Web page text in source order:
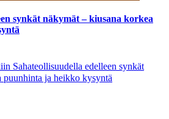
synkät näkymät – kiusana korkea
Sahateollisuudella edelleen synkät
puunhinta ja heikko kysyntä